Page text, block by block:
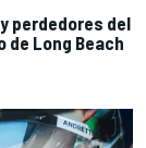
perdedores del
de Long Beach